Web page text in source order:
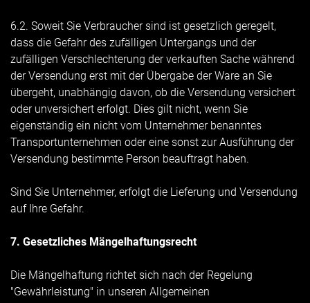
6.2. Soweit Sie Verbraucher sind ist gesetzlich geregelt,
dass die Gefahr des zufälligen Untergangs und der
zufälligen Verschlechterung der verkauften Sache während
der Versendung erst mit der Übergabe der Ware an Sie
übergeht, unabhängig davon, ob die Versendung versichert
oder unversichert erfolgt. Dies gilt nicht, wenn Sie
eigenständig ein nicht vom Unternehmer benanntes
Transportunternehmen oder eine sonst zur Ausführung der
Versendung bestimmte Person beauftragt haben.
Sind Sie Unternehmer, erfolgt die Lieferung und Versendung
auf Ihre Gefahr.
7. Gesetzliches Mängelhaftungsrecht
Die Mängelhaftung richtet sich nach der Regelung
"Gewährleistung" in unseren Allgemeinen